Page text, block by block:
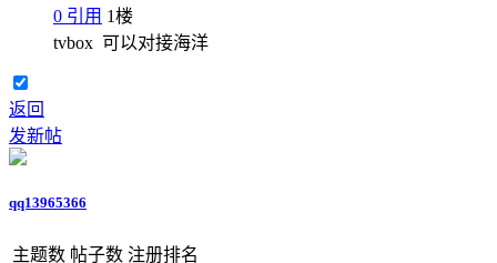
0 引用 1楼
tvbox 可以对接海洋
返回
发新帖
qq13965366
主题数 帖子数 注册排名